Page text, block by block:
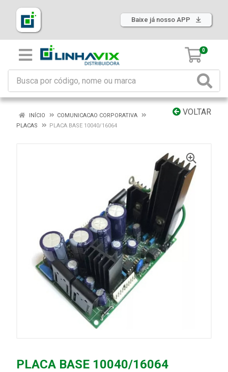
Baixe já nosso APP
0
VOLTAR
INÍCIO
COMUNICACAO CORPORATIVA
PLACAS
PLACA BASE 10040/16064
PLACA BASE 10040/16064